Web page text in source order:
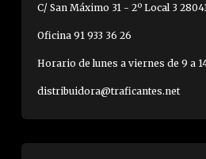
C/ San Máximo 31 - 2º Local 3
Oficina 91 933 36 26
Horario de lunes a viernes de 9 a
distribuidora@traficantes.net